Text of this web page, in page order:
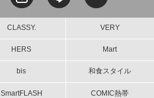
CLASSY. VERY
HERS Mart
bis 和食スタイル
SmartFLASH COMIC熱帯